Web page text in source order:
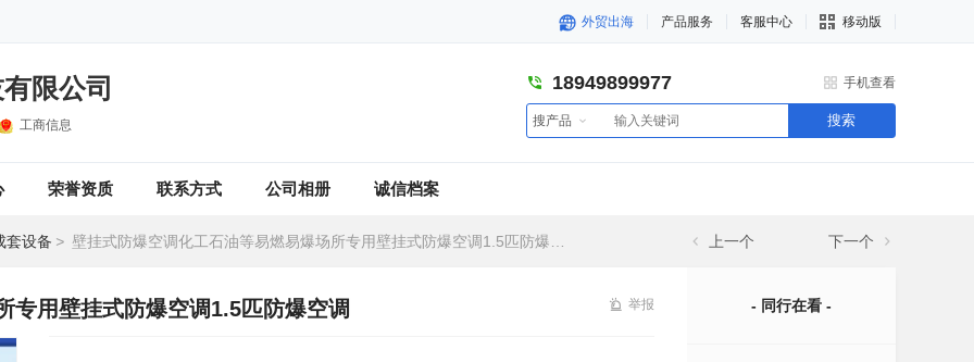
外贸出海 产品服务 客服中心 移动版
限公司
工商信息
18949899977 手机查看
搜产品 搜索
荣誉资质 联系方式 公司相册 诚信档案
套设备 > 壁挂式防爆空调化工石油等易燃易爆场所专用壁挂式防爆空调1.5匹防爆空调 上一个 下一个
专用壁挂式防爆空调1.5匹防爆空调 举报 - 同行在看 -